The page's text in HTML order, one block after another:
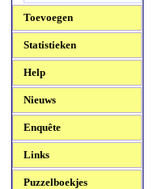
Toevoegen
Statistieken
Help
Nieuws
Enquête
Links
Puzzelboekjes